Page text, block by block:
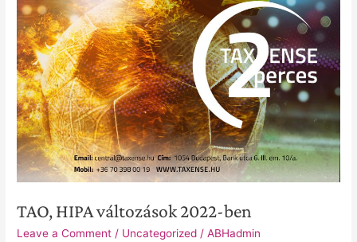
TAO, HIPA változások 2022-ben
Leave a Comment / Uncategorized /ABHadmin